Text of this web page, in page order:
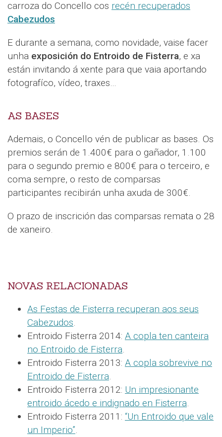
carroza do Concello cos recén recuperados
Cabezudos
E durante a semana, como novidade, vaise facer
unha exposición do Entroido de Fisterra, e xa
están invitando á xente para que vaia aportando
fotografíco, vídeo, traxes…
AS BASES
Ademais, o Concello vén de publicar as bases. Os
premios serán de 1.400€ para o gañador, 1.100
para o segundo premio e 800€ para o terceiro, e
coma sempre, o resto de comparsas
participantes recibirán unha axuda de 300€.
O prazo de inscrición das comparsas remata o 28
de xaneiro.
NOVAS RELACIONADAS
As Festas de Fisterra recuperan aos seus
Cabezudos.
Entroido Fisterra 2014: A copla ten canteira
no Entroido de Fisterra.
Entroido Fisterra 2013: A copla sobrevive no
Entroido de Fisterra.
Entroido Fisterra 2012: Un impresionante
entroido ácedo e indignado en Fisterra.
Entroido Fisterra 2011: “Un Entroido que vale
un Imperio”.